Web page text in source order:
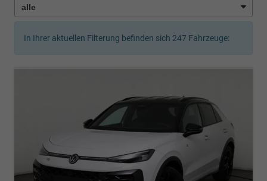
In Ihrer aktuellen Filterung befinden sich 247 Fahrzeuge: